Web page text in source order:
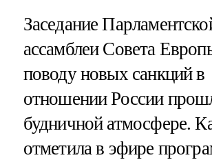
Заседание
ассамблеи Совета
поводу новых санкций в
отношении России
будничной атмосфере.
отметила в эфире